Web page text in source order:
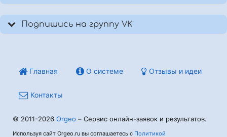
Подпишись на группу VK
Главная О системе Отзывы и идеи
Контакты
© 2011-2026 Orgeo – Сервис онлайн-заявок и результатов.
Используя сайт Orgeo.ru вы соглашаетесь с Политикой